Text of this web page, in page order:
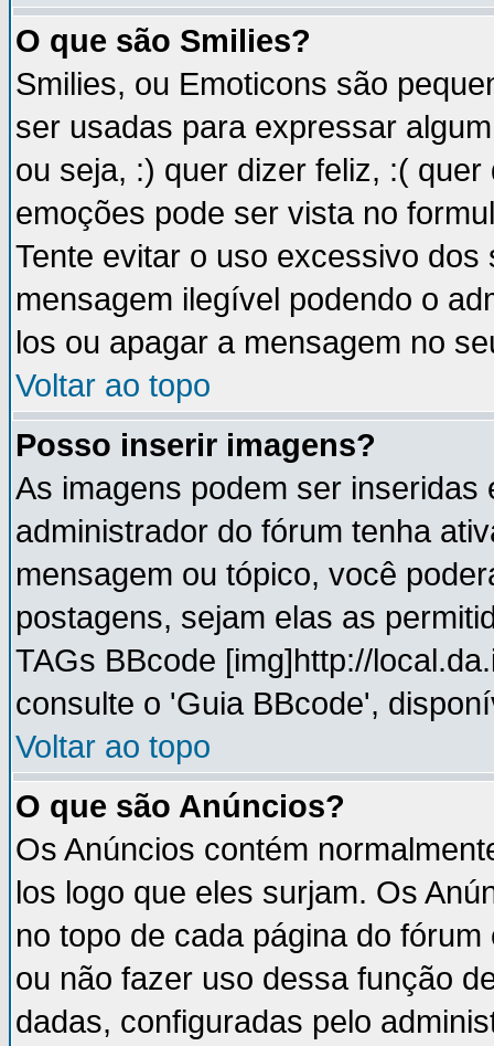
O que são Smilies?
Smilies, ou Emoticons são
ser usadas para expressar
ou seja, :) quer dizer feliz, :(
emoções pode ser vista no
Tente evitar o uso excessivo
mensagem ilegível podendo o
los ou apagar a mensagem no
Voltar ao topo
Posso inserir imagens?
As imagens podem ser
administrador do fórum tenha
mensagem ou tópico, você
postagens, sejam elas as
TAGs BBcode [img]http://
consulte o 'Guia BBcode',
Voltar ao topo
O que são Anúncios?
Os Anúncios contém
los logo que eles surjam. Os
no topo de cada página do
ou não fazer uso dessa função
dadas, configuradas pelo